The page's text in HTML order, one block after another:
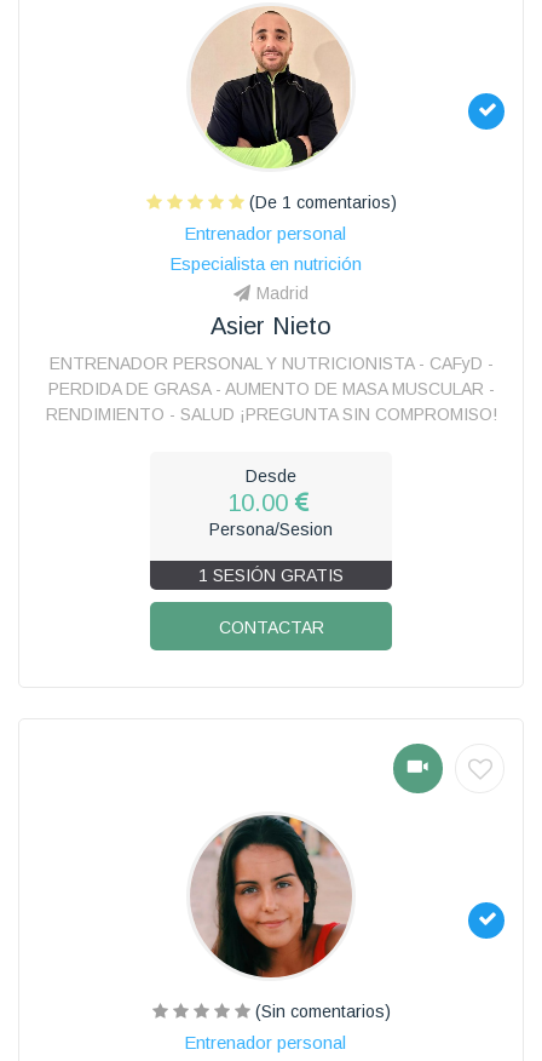
(De 1 comentarios)
Entrenador personal
Especialista en nutrición
Madrid
Asier Nieto
ENTRENADOR PERSONAL Y NUTRICIONISTA - CAFyD -
PERDIDA DE GRASA - AUMENTO DE MASA MUSCULAR -
RENDIMIENTO - SALUD ¡PREGUNTA SIN COMPROMISO!
Desde
10.00
Persona/Sesion
1 SESIÓN GRATIS
CONTACTAR
(Sin comentarios)
Entrenador personal